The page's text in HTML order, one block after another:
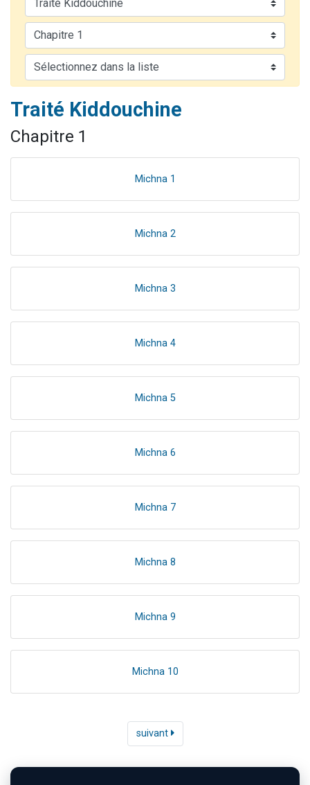
4 personnes viennent de nous rejoindre sur WhatsApp
Il reste 49 places pour étudier en groupe sur Zoom
Traité Kiddouchine
Chapitre 1
Michna 1
Michna 2
Michna 3
Michna 4
Michna 5
Michna 6
Michna 7
Michna 8
Michna 9
Michna 10
suivant